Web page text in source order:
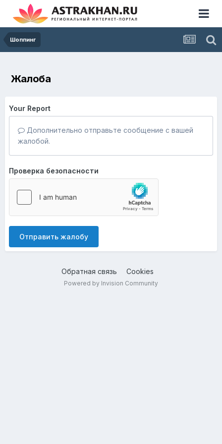
Шоппинг
Жалоба
Your Report
Дополнительно отправьте сообщение с вашей
жалобой.
Проверка безопасности
Отправить жалобу
Обратная связь Cookies
Powered by Invision Community